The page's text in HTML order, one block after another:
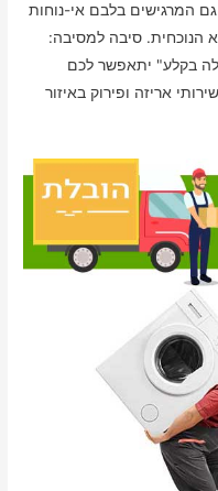
המרגישים בלבם אי-נוחות
הנוכחית. סיבה למסיבה:
בקלע" יתאפשר לכם
אריזה ופירוק באיזור